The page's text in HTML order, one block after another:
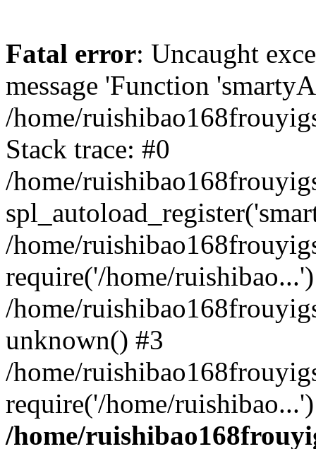
Fatal error: Uncaught
message 'Function
/home/
Stack trace: #0
/home/
/home/
require('/home/
/home/
unknown() #3
/home/
require('/home/
/home/